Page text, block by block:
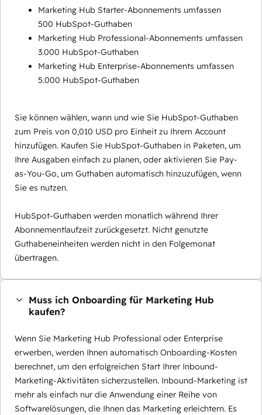
Marketing Hub Starter-Abonnements umfassen
500 HubSpot-Guthaben
Marketing Hub Professional-Abonnements umfassen
3.000 HubSpot-Guthaben
Marketing Hub Enterprise-Abonnements umfassen
5.000 HubSpot-Guthaben
Sie können wählen, wann und wie Sie HubSpot-Guthaben
zum Preis von 0,010 USD pro Einheit zu Ihrem Account
hinzufügen. Kaufen Sie HubSpot-Guthaben in Paketen, um
Ihre Ausgaben einfach zu planen, oder aktivieren Sie Pay-
as-You-Go, um Guthaben automatisch hinzuzufügen, wenn
Sie es nutzen.
HubSpot-Guthaben werden monatlich während Ihrer
Abonnementlaufzeit zurückgesetzt. Nicht genutzte
Guthabeneinheiten werden nicht in den Folgemonat
übertragen.
Muss ich Onboarding für Marketing Hub
kaufen?
Wenn Sie Marketing Hub Professional oder Enterprise
erwerben, werden Ihnen automatisch Onboarding-Kosten
berechnet, um den erfolgreichen Start Ihrer Inbound-
Marketing-Aktivitäten sicherzustellen. Inbound-Marketing ist
mehr als einfach nur die Anwendung einer Reihe von
Softwarelösungen, die Ihnen das Marketing erleichtern. Es